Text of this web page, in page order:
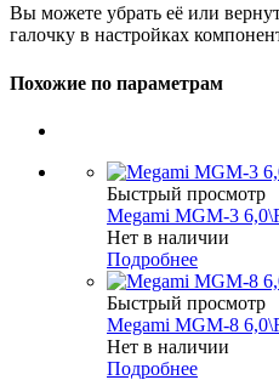
Вы можете убрать её или
галочку в настройках
Похожие по параметрам
Быстрый просмотр
Megami MGM-3
Нет в наличии
Подробнее
Быстрый просмотр
Megami MGM-8
Нет в наличии
Подробнее